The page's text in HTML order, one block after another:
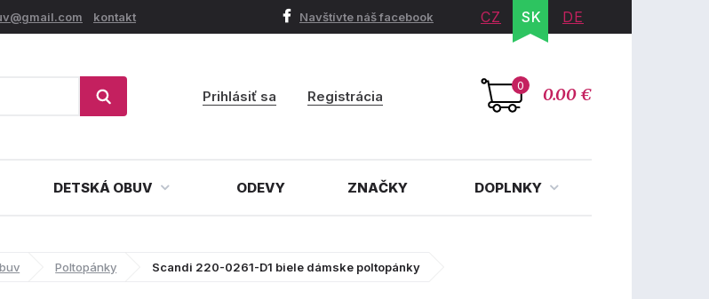
kontakt Navštívte náš facebook CZ SK DE
0 0.00 €
Prihlásiť sa Registrácia
DETSKÁ OBUV ODEVY ZNAČKY DOPLNKY
Poltopánky Scandi 220-0261-D1 biele dámske poltopánky